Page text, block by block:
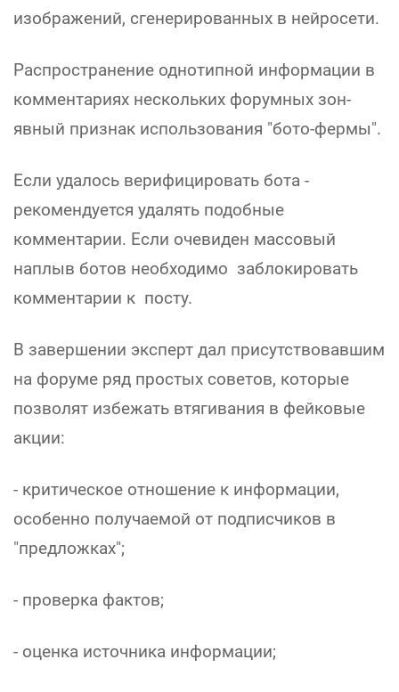
изображений, сгенерированных в нейросети.
Распространение однотипной информации в
комментариях нескольких форумных зон-
явный признак использования "бото-фермы".
Если удалось верифицировать бота -
рекомендуется удалять подобные
комментарии. Если очевиден массовый
наплыв ботов необходимо заблокировать
комментарии к посту.
В завершении эксперт дал присутствовавшим
на форуме ряд простых советов, которые
позволят избежать втягивания в фейковые
акции:
- критическое отношение к информации,
особенно получаемой от подписчиков в
"предложках";
- проверка фактов;
- оценка источника информации;